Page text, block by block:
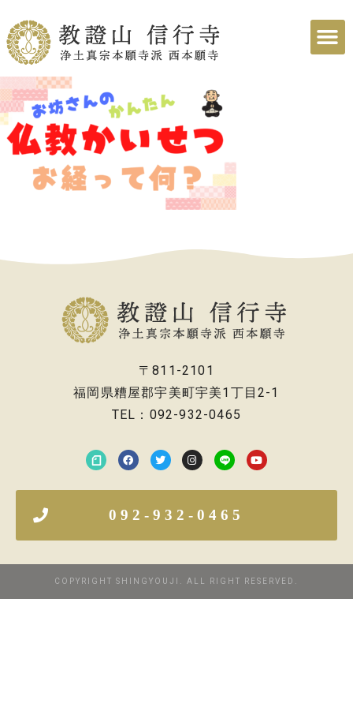
〒811-2101
福岡県糟屋郡宇美町宇美1丁目2-1
TEL：092-932-0465
092-932-0465
COPYRIGHT SHINGYOUJI. ALL RIGHT RESERVED.